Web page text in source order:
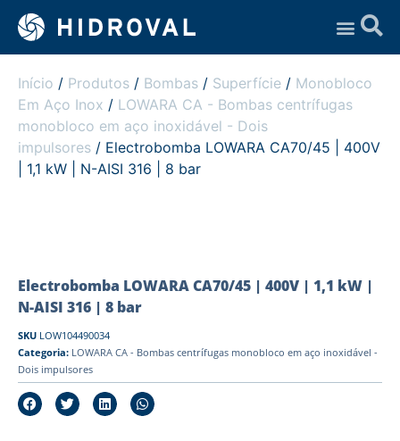
Início / Produtos / Bombas / Superfície / Monobloco
Em Aço Inox / LOWARA CA - Bombas centrífugas
monobloco em aço inoxidável - Dois
impulsores / Electrobomba LOWARA CA70/45 | 400V
| 1,1 kW | N-AISI 316 | 8 bar
Electrobomba LOWARA CA70/45 | 400V | 1,1 kW |
N-AISI 316 | 8 bar
SKU LOW104490034
Categoria: LOWARA CA - Bombas centrífugas monobloco em aço inoxidável -
Dois impulsores